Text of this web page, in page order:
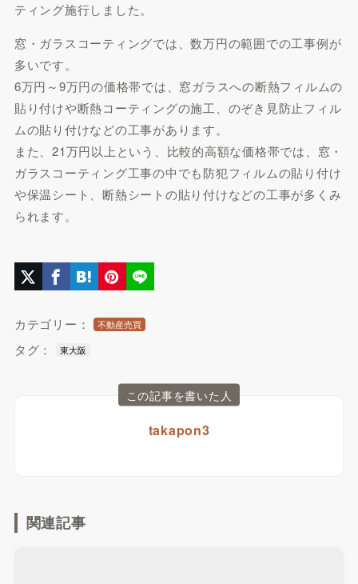
ティング施行しました。
窓・ガラスコーティングでは、数万円の範囲での工事例が
多いです。
6万円～9万円の価格帯では、窓ガラスへの断熱フィルムの
貼り付けや断熱コーティングの施工、のぞき見防止フィル
ムの貼り付けなどの工事があります。
また、21万円以上という、比較的高額な価格帯では、窓・
ガラスコーティング工事の中でも防犯フィルムの貼り付け
や保温シート、断熱シートの貼り付けなどの工事が多くみ
られます。
カテゴリー： 不動産売買
タグ： 東大阪
この記事を書いた人
takapon3
関連記事